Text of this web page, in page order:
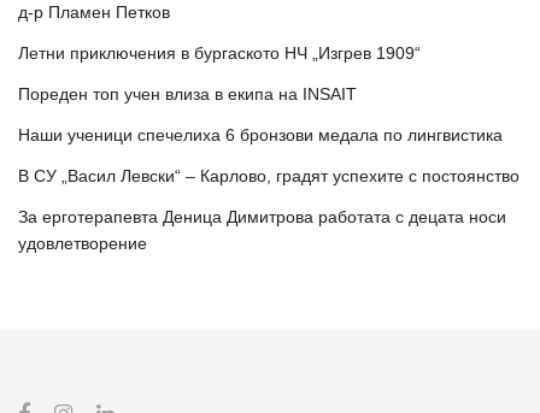
д-р Пламен Петков
Летни приключения в бургаското НЧ „Изгрев 1909“
Пореден топ учен влиза в екипа на INSAIT
Наши ученици спечелиха 6 бронзови медала по лингвистика
В СУ „Васил Левски“ – Карлово, градят успехите с постоянство
За ерготерапевта Деница Димитрова работата с децата носи
удовлетворение